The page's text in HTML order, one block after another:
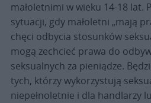
małoletnimi w wieku 14-18 lat.
sytuacji, gdy małoletni „mają
chęci odbycia stosunków
mogą zechcieć prawa do
seksualnych za pieniądze.
tych, którzy wykorzystują
niepełnoletnie i dla handlarzy